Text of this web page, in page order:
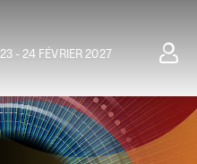
23 - 24 FÉVRIER 2027